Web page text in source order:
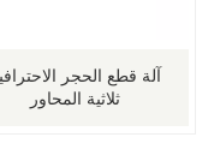
آلة قطع الحجر
ثلاثية المحاور